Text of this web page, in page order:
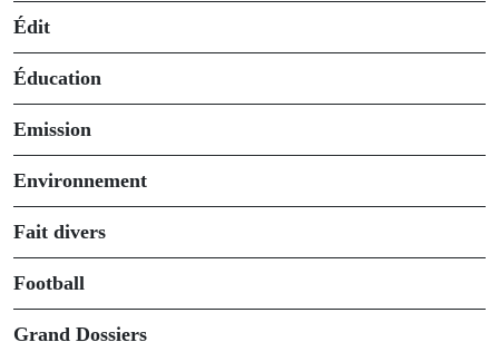
Édit
Éducation
Emission
Environnement
Fait divers
Football
Grand Dossiers